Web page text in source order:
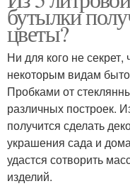
бутылки
цветы?
Ни для кого не
некоторым видам
Пробками от
различных построек.
получится сделать
украшения сада и
удастся сотворить
изделий.